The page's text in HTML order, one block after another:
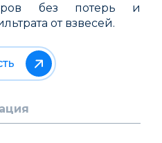
без потерь и
от взвесей.